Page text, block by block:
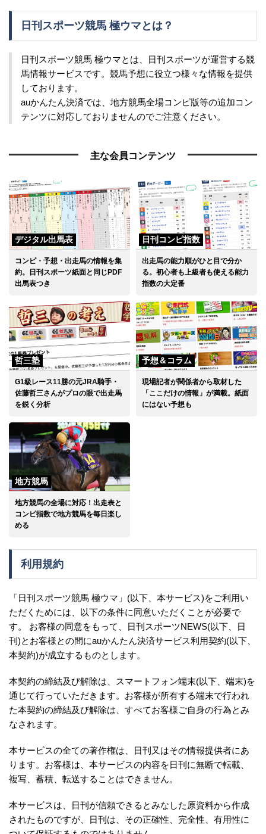
日刊スポーツ競馬 極ウマとは？
日刊スポーツ競馬 極ウマとは、日刊スポーツが運営する競
馬情報サービスです。競馬予想に役立つ様々な情報を提供
しております。
auかんたん決済では、地方競馬全場コンピ版等の追加コン
テンツに対応しておりませんのでご注意ください。
主な会員コンテンツ
デジタル出馬表
コンピ・予想・出走馬の情報を集
約。日刊スポーツ紙面と同じPDF
出馬表つき
日刊コンピ指数
出走馬の能力順がひと目で分か
る。初心者も上級者も使える能力
指数の大定番
哲三塾
G1級レース11勝の元JRA騎手・
佐藤哲三さんがプロの眼で出走馬
を鋭く分析
予想＆コラム
現場記者が関係者から取材した
「ここだけの情報」が満載。紙面
にはない予想も
地方競馬
地方競馬の全場に対応！出走表と
コンピ指数で地方競馬を毎日楽し
める
利用規約
「日刊スポーツ競馬 極ウマ」(以下、本サービス)をご利用い
ただくためには、以下の条件に同意いただくことが必要で
す。 お客様の同意をもって、日刊スポーツNEWS(以下、日
刊)とお客様との間にauかんたん決済サービス利用契約(以下、
本契約)が成立するものとします。
本契約の締結及び解除は、スマートフォン端末(以下、端末)を
通じて行っていただきます。お客様が所有する端末で行われ
た本契約の締結及び解除は、すべてお客様ご自身の行為とみ
なされます。
本サービスの全ての著作権は、日刊又はその情報提供者にあ
ります。お客様は、本サービスの内容を日刊に無断で転載、
複写、蓄積、転送することはできません。
本サービスは、日刊が信頼できるとみなした原資料から作成
されたものですが、日刊は、その正確性、完全性、有用性に